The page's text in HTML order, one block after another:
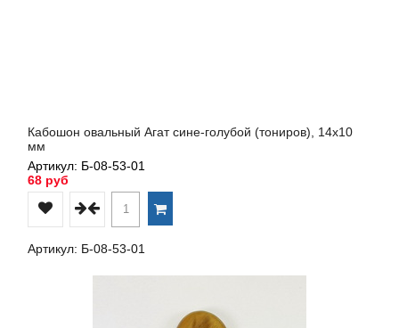
Кабошон овальный Агат сине-голубой (тониров), 14х10
мм
Артикул: Б-08-53-01
68 руб
Артикул: Б-08-53-01